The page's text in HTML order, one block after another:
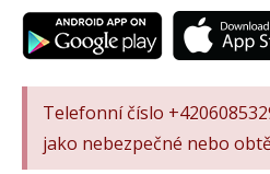
Telefonní číslo
jako nebezpečné nebo